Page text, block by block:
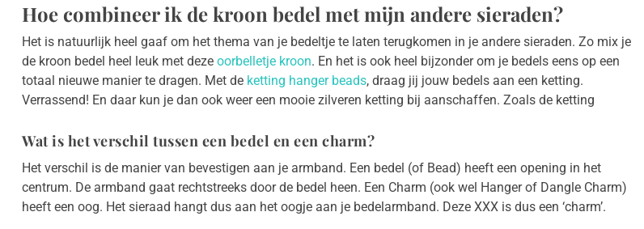
Hoe combineer ik de kroon bedel met mijn andere sieraden?
Het is natuurlijk heel gaaf om het thema van je bedeltje te laten terugkomen in je andere sieraden. Zo mix je
de kroon bedel heel leuk met deze oorbelletje kroon. En het is ook heel bijzonder om je bedels eens op een
totaal nieuwe manier te dragen. Met de ketting hanger beads, draag jij jouw bedels aan een ketting.
Verrassend! En daar kun je dan ook weer een mooie zilveren ketting bij aanschaffen. Zoals de ketting
Wat is het verschil tussen een bedel en een charm?
Het verschil is de manier van bevestigen aan je armband. Een bedel (of Bead) heeft een opening in het
centrum. De armband gaat rechtstreeks door de bedel heen. Een Charm (ook wel Hanger of Dangle Charm)
heeft een oog. Het sieraad hangt dus aan het oogje aan je bedelarmband. Deze XXX is dus een ‘charm’.